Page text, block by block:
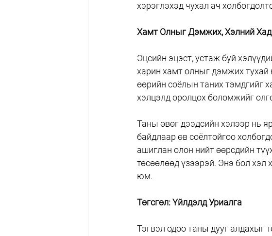
хэрэглэхэд чухал ач
Хамт Олныг Дэмжих, Хэлний
Эцсийн эцэст, устаж буй
харин хамт олныг дэмжих тухай
өөрийн соёлын таних тэмдгийг
хэлцэлд оролцох боломжийг
Таны өвөг дээдсийн хэлээр нь
байдлаар өв соёлтойгоо
ашиглан олон нийт өөрсдийн
төсөөлөөд үзээрэй. Энэ бол хэл
юм.
Төгсгөл: Үйлдэлд Уриалга
Тэгвэл одоо таны дууг алдахыг